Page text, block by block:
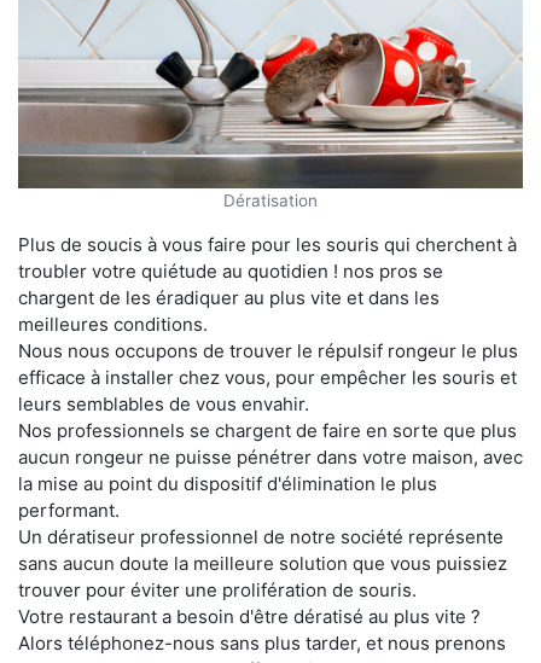
Dératisation
Plus de soucis à vous faire pour les souris qui cherchent à
troubler votre quiétude au quotidien ! nos pros se
chargent de les éradiquer au plus vite et dans les
meilleures conditions.
Nous nous occupons de trouver le répulsif rongeur le plus
efficace à installer chez vous, pour empêcher les souris et
leurs semblables de vous envahir.
Nos professionnels se chargent de faire en sorte que plus
aucun rongeur ne puisse pénétrer dans votre maison, avec
la mise au point du dispositif d'élimination le plus
performant.
Un dératiseur professionnel de notre société représente
sans aucun doute la meilleure solution que vous puissiez
trouver pour éviter une prolifération de souris.
Votre restaurant a besoin d'être dératisé au plus vite ?
Alors téléphonez-nous sans plus tarder, et nous prenons